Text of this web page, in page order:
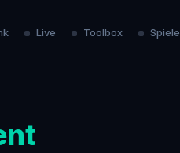
Live Toolbox Spiele